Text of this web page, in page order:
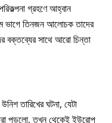
গ্রহণে আহ্বান
ভাগে তিনজন আলোচক তাদের
বক্তব্যের সাথে আরো চিন্তা
তারিখের ঘটনা, যেটা
পড়লো, তখন থেকেই ইউরোপ